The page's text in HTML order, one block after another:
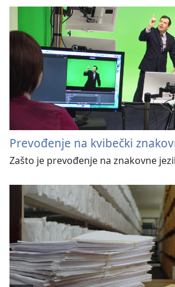
Prevođenje na kvibečki
Zašto je prevođenje na znakovne